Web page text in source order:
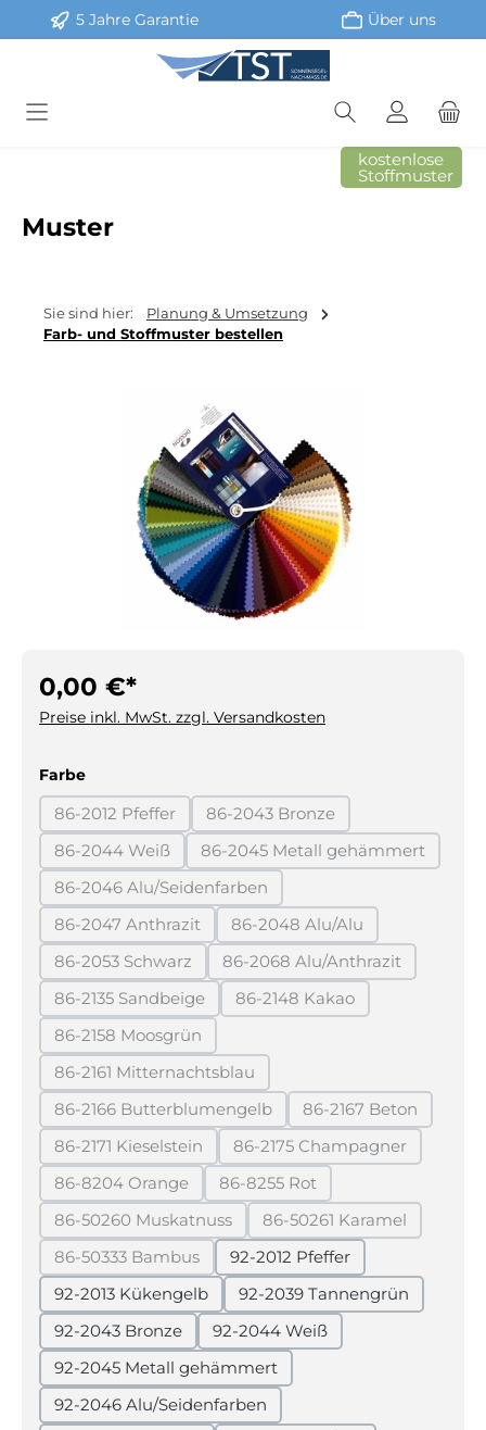
Zum Hauptinhalt springen
5 Jahre Garantie Über uns
kostenlose
Stoffmuster
Muster
Sie sind hier:
Planung & Umsetzung
Farb- und Stoffmuster bestellen
0,00 €*
Preise inkl. MwSt. zzgl. Versandkosten
Farbeauswählen
86-2012 Pfeffer
(Diese Option ist zurzeit nicht verfügbar.)
86-2043 Bronze
(Diese Option ist zurzeit nicht
86-2044 Weiß
(Diese Option ist zurzeit nicht verfügbar.)
86-2045 Metall gehämmert
(Diese Option ist
86-2046 Alu/Seidenfarben
(Diese Option ist zurzeit nicht verfügbar.)
86-2047 Anthrazit
(Diese Option ist zurzeit nicht verfügbar.)
86-2048 Alu/Alu
(Diese Option ist zurzeit
86-2053 Schwarz
(Diese Option ist zurzeit nicht verfügbar.)
86-2068 Alu/Anthrazit
(Diese Option ist zurzeit
86-2135 Sandbeige
(Diese Option ist zurzeit nicht verfügbar.)
86-2148 Kakao
(Diese Option ist zurzeit
86-2158 Moosgrün
(Diese Option ist zurzeit nicht verfügbar.)
86-2161 Mitternachtsblau
(Diese Option ist zurzeit nicht verfügbar.)
86-2166 Butterblumengelb
(Diese Option ist zurzeit nicht verfügbar.)
86-2167 Beton
(Diese Option ist
86-2171 Kieselstein
(Diese Option ist zurzeit nicht verfügbar.)
86-2175 Champagner
(Diese Option ist
86-8204 Orange
(Diese Option ist zurzeit nicht verfügbar.)
86-8255 Rot
(Diese Option ist zurzeit nicht
86-50260 Muskatnuss
(Diese Option ist zurzeit nicht verfügbar.)
86-50261 Karamel
(Diese Option ist
86-50333 Bambus
(Diese Option ist zurzeit nicht verfügbar.)
92-2012 Pfeffer
92-2013 Kükengelb
92-2039 Tannengrün
92-2043 Bronze
92-2044 Weiß
92-2045 Metall gehämmert
92-2046 Alu/Seidenfarben